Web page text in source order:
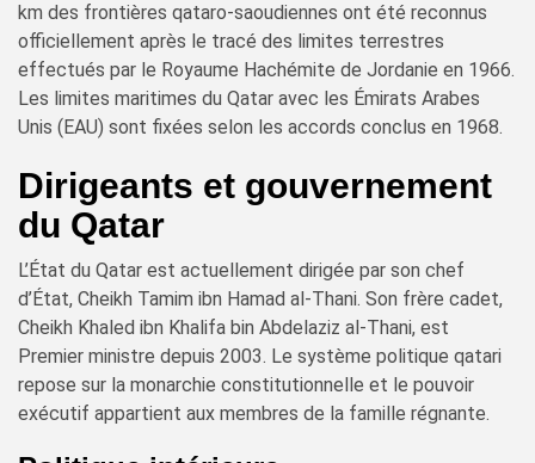
km des frontières qataro-saoudiennes ont été reconnus
officiellement après le tracé des limites terrestres
effectués par le Royaume Hachémite de Jordanie en 1966.
Les limites maritimes du Qatar avec les Émirats Arabes
Unis (EAU) sont fixées selon les accords conclus en 1968.
Dirigeants et gouvernement
du Qatar
L’État du Qatar est actuellement dirigée par son chef
d’État, Cheikh Tamim ibn Hamad al-Thani. Son frère cadet,
Cheikh Khaled ibn Khalifa bin Abdelaziz al-Thani, est
Premier ministre depuis 2003. Le système politique qatari
repose sur la monarchie constitutionnelle et le pouvoir
exécutif appartient aux membres de la famille régnante.